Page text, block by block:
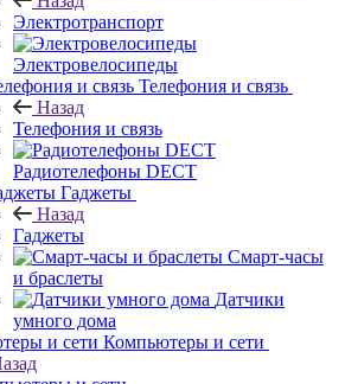
Электротранспорт
Электровелосипеды
Телефония и связь
Назад
Телефония и связь
Радиотелефоны DECT
Гаджеты
Назад
Гаджеты
Смарт-часы
и браслеты
Датчики
умного дома
Компьютеры и сети